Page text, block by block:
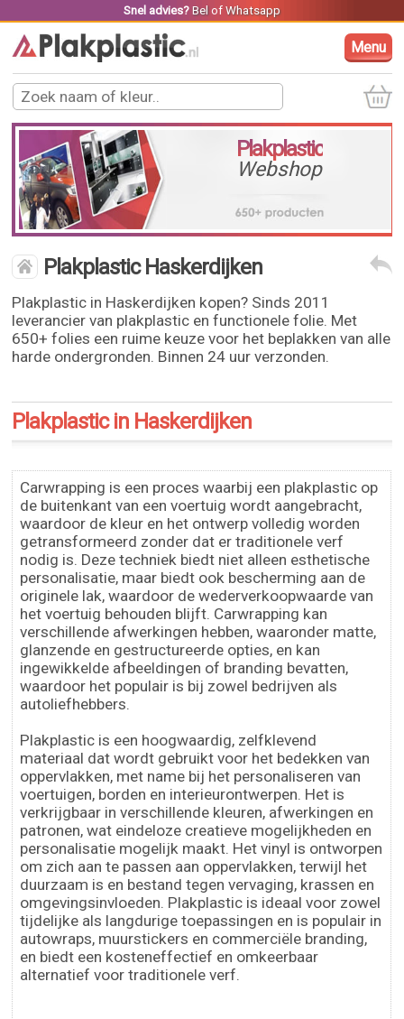
Snel advies? Belof Whatsapp
Menu
Plakplastic
Webshop
Plakplastic Haskerdijken
Plakplastic in Haskerdijken kopen? Sinds 2011
leverancier van plakplastic en functionele folie. Met
650+ folies een ruime keuze voor het beplakken van alle
harde ondergronden. Binnen 24 uur verzonden.
Plakplastic in Haskerdijken
Carwrapping is een proces waarbij een plakplastic op
de buitenkant van een voertuig wordt aangebracht,
waardoor de kleur en het ontwerp volledig worden
getransformeerd zonder dat er traditionele verf
nodig is. Deze techniek biedt niet alleen esthetische
personalisatie, maar biedt ook bescherming aan de
originele lak, waardoor de wederverkoopwaarde van
het voertuig behouden blijft. Carwrapping kan
verschillende afwerkingen hebben, waaronder matte,
glanzende en gestructureerde opties, en kan
ingewikkelde afbeeldingen of branding bevatten,
waardoor het populair is bij zowel bedrijven als
autoliefhebbers.
Plakplastic is een hoogwaardig, zelfklevend
materiaal dat wordt gebruikt voor het bedekken van
oppervlakken, met name bij het personaliseren van
voertuigen, borden en interieurontwerpen. Het is
verkrijgbaar in verschillende kleuren, afwerkingen en
patronen, wat eindeloze creatieve mogelijkheden en
personalisatie mogelijk maakt. Het vinyl is ontworpen
om zich aan te passen aan oppervlakken, terwijl het
duurzaam is en bestand tegen vervaging, krassen en
omgevingsinvloeden. Plakplastic is ideaal voor zowel
tijdelijke als langdurige toepassingen en is populair in
autowraps, muurstickers en commerciële branding,
en biedt een kosteneffectief en omkeerbaar
alternatief voor traditionele verf.